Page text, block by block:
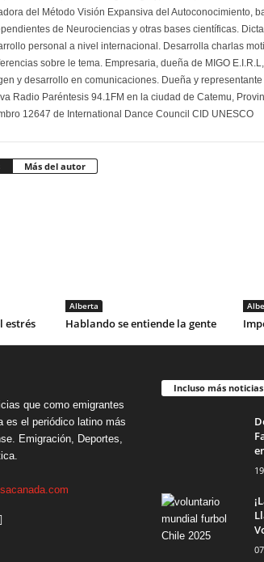
del Método Visión Expansiva del Autoconocimiento,
de Neurociencias y otras bases científicas.
personal a nivel internacional. Desarrolla charlas
sobre le tema. Empresaria, dueña de MIGO
y desarrollo en comunicaciones. Dueña y
Radio Paréntesis 94.1FM en la ciudad de Catemu,
12647 de International Dance Council CID UNESCO
Más del autor
estrés
Alberta
Hablando se entiende la gente
que como emigrantes
es el periódico latino más
Emigración, Deportes,
Incluso más noticias